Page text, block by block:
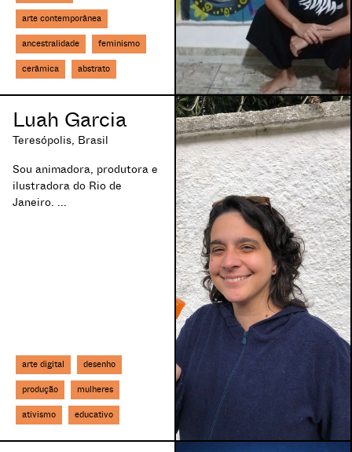
arte contemporânea
ancestralidade feminismo
cerâmica abstrato
Luah Garcia
Teresópolis, Brasil
Sou animadora, produtora e
ilustradora do Rio de
Janeiro. ...
arte digital desenho
produção mulheres
ativismo educativo